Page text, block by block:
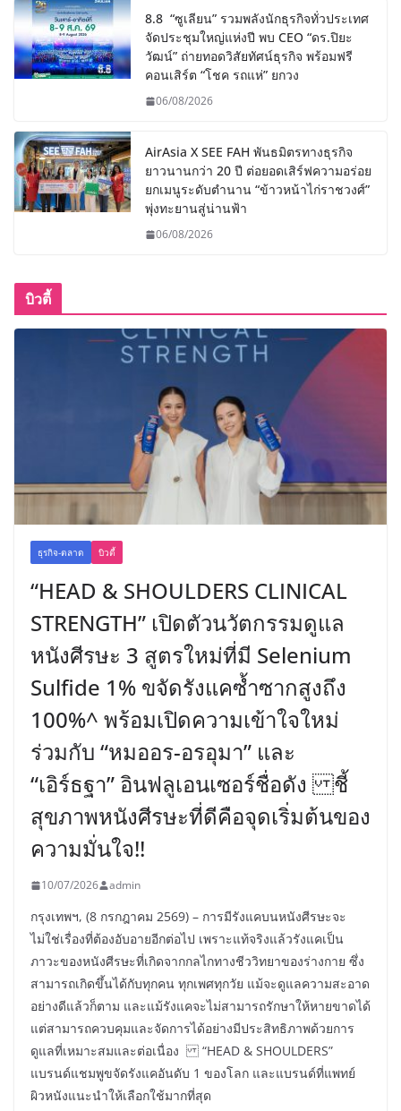
8.8 “ซูเลียน” รวมพลังนักธุรกิจทั่วประเทศ
จัดประชุมใหญ่แห่งปี พบ CEO “ดร.ปิยะ
วัฒน์” ถ่ายทอดวิสัยทัศน์ธุรกิจ พร้อมฟรี
คอนเสิร์ต “โชค รถแห่” ยกวง
06/08/2026
AirAsia X SEE FAH พันธมิตรทางธุรกิจ
ยาวนานกว่า 20 ปี ต่อยอดเสิร์ฟความอร่อย
ยกเมนูระดับตำนาน “ข้าวหน้าไก่ราชวงศ์”
พุ่งทะยานสู่น่านฟ้า
06/08/2026
บิวตี้
ธุรกิจ-ตลาด บิวตี้
“HEAD & SHOULDERS CLINICAL
STRENGTH” เปิดตัวนวัตกรรมดูแล
หนังศีรษะ 3 สูตรใหม่ที่มี Selenium
Sulfide 1% ขจัดรังแคซ้ำซากสูงถึง
100%^ พร้อมเปิดความเข้าใจใหม่
ร่วมกับ “หมออร-อรอุมา” และ
“เอิร์ธฐา” อินฟลูเอนเซอร์ชื่อดัง ชี้
สุขภาพหนังศีรษะที่ดีคือจุดเริ่มต้นของ
ความมั่นใจ!!
10/07/2026 admin
กรุงเทพฯ, (8 กรกฎาคม 2569) – การมีรังแคบนหนังศีรษะจะ
ไม่ใช่เรื่องที่ต้องอับอายอีกต่อไป เพราะแท้จริงแล้วรังแคเป็น
ภาวะของหนังศีรษะที่เกิดจากกลไกทางชีววิทยาของร่างกาย ซึ่ง
สามารถเกิดขึ้นได้กับทุกคน ทุกเพศทุกวัย แม้จะดูแลความสะอาด
อย่างดีแล้วก็ตาม และแม้รังแคจะไม่สามารถรักษาให้หายขาดได้
แต่สามารถควบคุมและจัดการได้อย่างมีประสิทธิภาพด้วยการ
ดูแลที่เหมาะสมและต่อเนื่อง “HEAD & SHOULDERS”
แบรนด์แชมพูขจัดรังแคอันดับ 1 ของโลก และแบรนด์ที่แพทย์
ผิวหนังแนะนำให้เลือกใช้มากที่สุด